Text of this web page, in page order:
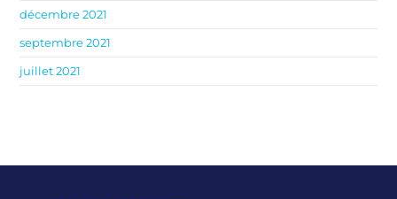
décembre 2021
septembre 2021
juillet 2021